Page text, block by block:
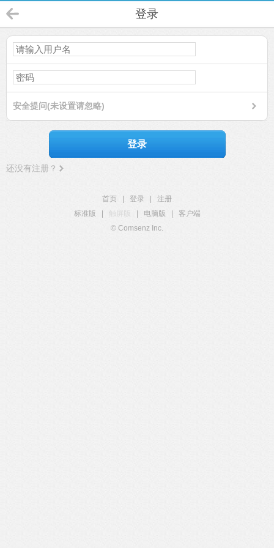
登录
安全提问(未设置请忽略)
登录
还没有注册？
首页 登录
注册
标准版
触屏版 电脑版
客户端
© Comsenz Inc.